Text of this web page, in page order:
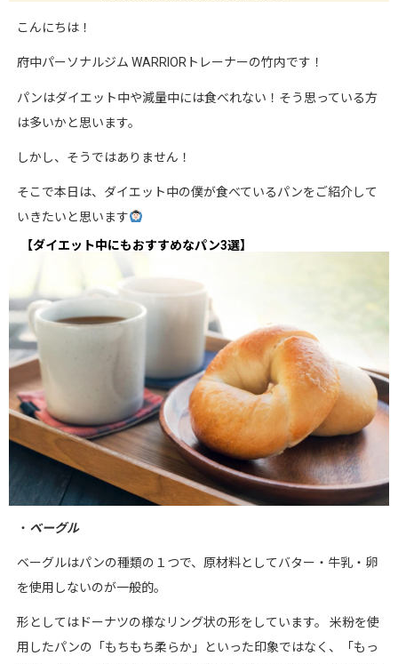
こんにちは！
府中パーソナルジム WARRIORトレーナーの竹内です！
パンはダイエット中や減量中には食べれない！そう思っている方
は多いかと思います。
しかし、そうではありません！
そこで本日は、ダイエット中の僕が食べているパンをご紹介して
いきたいと思います
【ダイエット中にもおすすめなパン3選】
・ ベーグル
ベーグルはパンの種類の１つで、原材料としてバター・牛乳・卵
を使用しないのが一般的。
形としてはドーナツの様なリング状の形をしています。
米粉を使
用したパンの「もちもち柔らか」といった印象ではなく、「もっ